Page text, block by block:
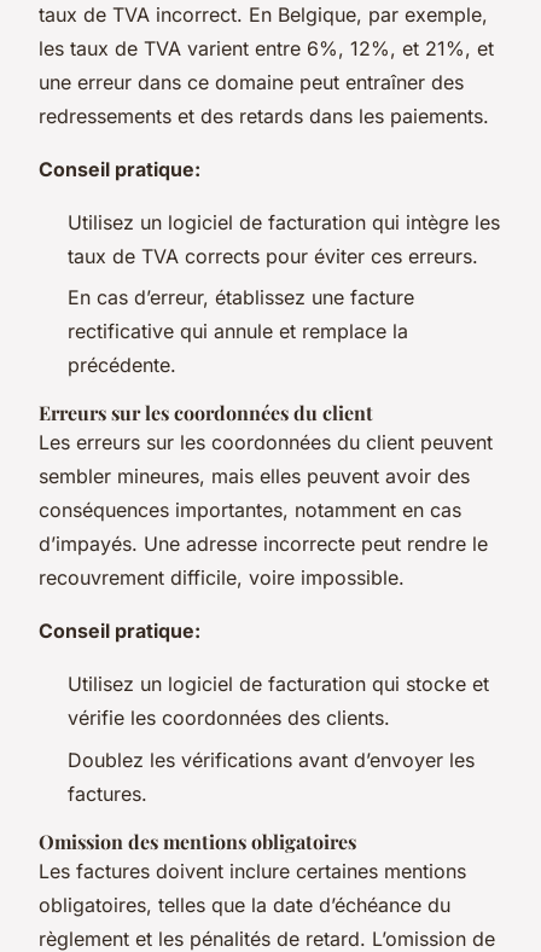
taux de TVA incorrect. En Belgique, par exemple,
les taux de TVA varient entre 6%, 12%, et 21%, et
une erreur dans ce domaine peut entraîner des
redressements et des retards dans les paiements.
Conseil pratique:
Utilisez un logiciel de facturation qui intègre les
taux de TVA corrects pour éviter ces erreurs.
En cas d’erreur, établissez une facture
rectificative qui annule et remplace la
précédente.
Erreurs sur les coordonnées du client
Les erreurs sur les coordonnées du client peuvent
sembler mineures, mais elles peuvent avoir des
conséquences importantes, notamment en cas
d’impayés. Une adresse incorrecte peut rendre le
recouvrement difficile, voire impossible.
Conseil pratique:
Utilisez un logiciel de facturation qui stocke et
vérifie les coordonnées des clients.
Doublez les vérifications avant d’envoyer les
factures.
Omission des mentions obligatoires
Les factures doivent inclure certaines mentions
obligatoires, telles que la date d’échéance du
règlement et les pénalités de retard. L’omission de